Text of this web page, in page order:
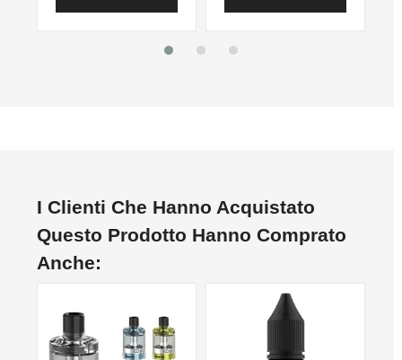
I Clienti Che Hanno Acquistato
Questo Prodotto Hanno Comprato
Anche: